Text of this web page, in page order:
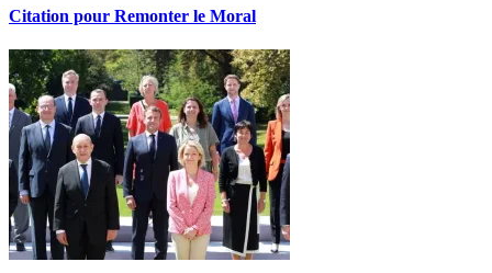
Citation pour Remonter le Moral